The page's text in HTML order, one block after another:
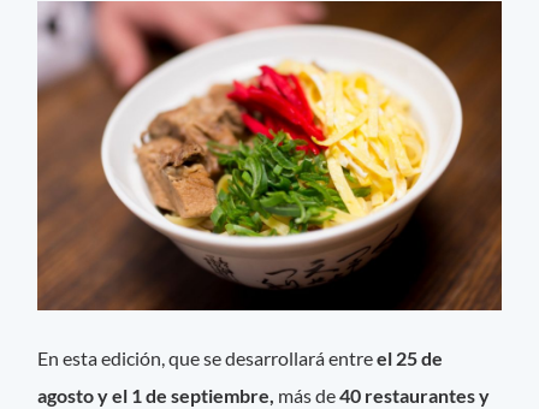
En esta edición, que se desarrollará entreel 25 de
agosto y el 1 de septiembre, más de40 restaurantes y